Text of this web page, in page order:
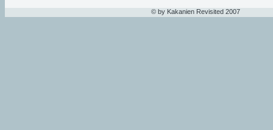
© by Kakanien Revisited 2007